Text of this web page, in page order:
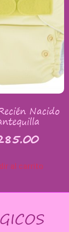
Nacido
al carrito